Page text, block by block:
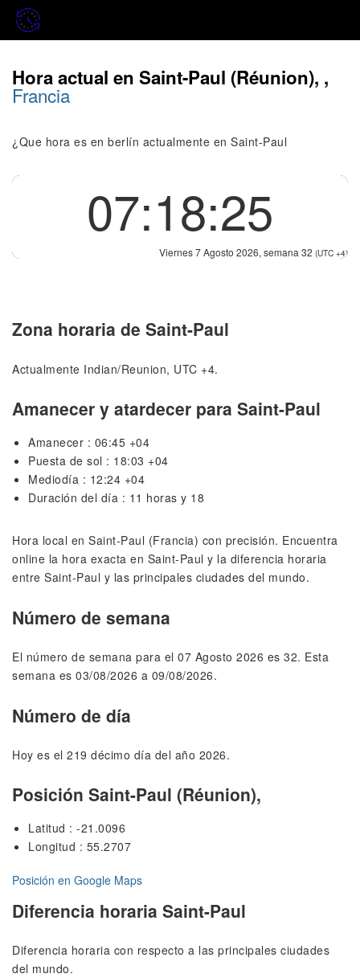
Hora actual en Saint-Paul (Réunion), ,
Francia
¿Que hora es en berlín actualmente en Saint-Paul
07:18:25
Viernes 7 Agosto 2026, semana 32 (UTC +4)
Zona horaria de Saint-Paul
Actualmente Indian/Reunion, UTC +4.
Amanecer y atardecer para Saint-Paul
Amanecer : 06:45 +04
Puesta de sol : 18:03 +04
Mediodía : 12:24 +04
Duración del día : 11 horas y 18
Hora local en Saint-Paul (Francia) con precisión. Encuentra
online la hora exacta en Saint-Paul y la diferencia horaria
entre Saint-Paul y las principales ciudades del mundo.
Número de semana
El número de semana para el 07 Agosto 2026 es 32. Esta
semana es 03/08/2026 a 09/08/2026.
Número de día
Hoy es el 219 décimo día del año 2026.
Posición Saint-Paul (Réunion),
Latitud : -21.0096
Longitud : 55.2707
Posición en Google Maps
Diferencia horaria Saint-Paul
Diferencia horaria con respecto a las principales ciudades
del mundo.